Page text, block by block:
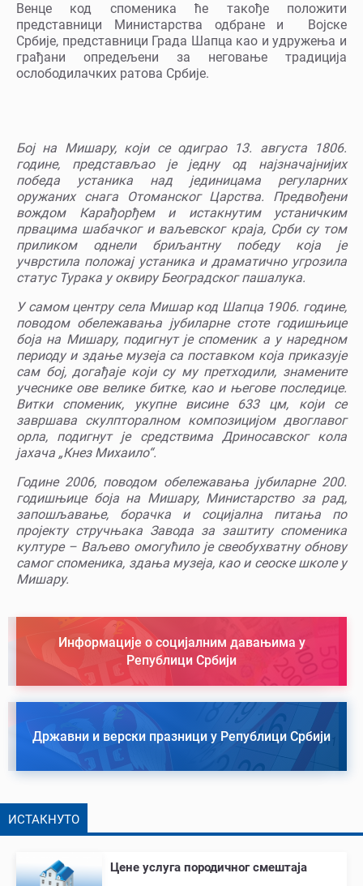
Венце код споменика ће такође положити
представници Министарства одбране и Војске
Србије, представници Града Шапца као и удружења и
грађани опредељени за неговање традиција
ослободилачких ратова Србије.
Бој на Мишару, који се одиграо 13. августа 1806.
године, представљао је једну од најзначајнијих
победа устаника над јединицама регуларних
оружаних снага Отоманског Царства. Предвођени
вождом Карађорђем и истакнутим устаничким
првацима шабачког и ваљевског краја, Срби су том
приликом однели бриљантну победу која је
учврстила положај устаника и драматично угрозила
статус Турака у оквиру Београдског пашалука.
У самом центру села Мишар код Шапца 1906. године,
поводом обележавања јубиларне стоте годишњице
боја на Мишару, подигнут је споменик а у наредном
периоду и здање музеја са поставком која приказује
сам бој, догађаје који су му претходили, знамените
учеснике ове велике битке, као и његове последице.
Витки споменик, укупне висине 633 цм, који се
завршава скулпторалном композицијом двоглавог
орла, подигнут је средствима Дриносавског кола
јахача „Кнез Михаило“.
Године 2006, поводом обележавања јубиларне 200.
годишњице боја на Мишару, Министарство за рад,
запошљавање, борачка и социјална питања по
пројекту стручњака Завода за заштиту споменика
културе – Ваљево омогућило је свеобухватну обнову
самог споменика, здања музеја, као и сеоске школе у
Мишару.
Информације о социјалним давањима у
Републици Србији
Државни и верски празници у Републици Србији
ИСТАКНУТО
Цене услуга породичног смештаја